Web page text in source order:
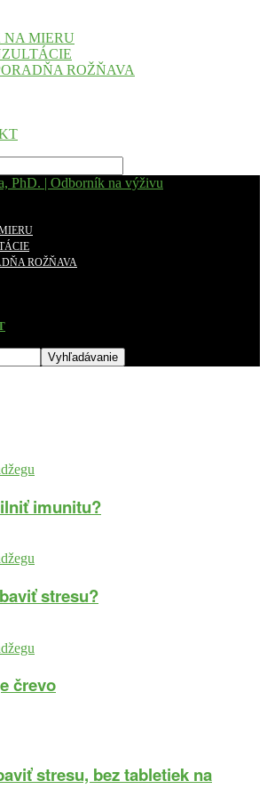
NA MIERU
ROŽŇAVA
PhD. | Odborník na výživu
ROŽŇAVA
imunitu?
stresu?
črevo
stresu, bez tabletiek na